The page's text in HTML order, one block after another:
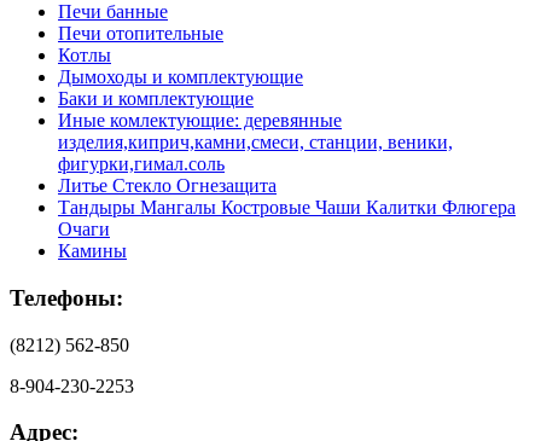
Печи банные
Печи отопительные
Котлы
Дымоходы и комплектующие
Баки и комплектующие
Иные комлектующие: деревянные
изделия,киприч,камни,смеси, станции, веники,
фигурки,гимал.соль
Литье Стекло Огнезащита
Тандыры Мангалы Костровые Чаши Калитки Флюгера
Очаги
Камины
Телефоны:
(8212) 562-850
8-904-230-2253
Адрес: